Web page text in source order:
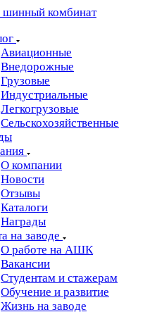
Авиационные
Внедорожные
Грузовые
Индустриальные
Легкогрузовые
Сельскохозяйственные
О компании
Новости
Отзывы
Каталоги
Награды
на заводе
О работе на АШК
Вакансии
Студентам и стажерам
Обучение и развитие
Жизнь на заводе